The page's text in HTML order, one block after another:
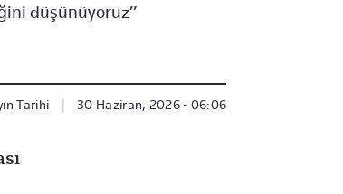
düşünüyoruz”
Tarihi 30 Haziran, 2026 - 06:06